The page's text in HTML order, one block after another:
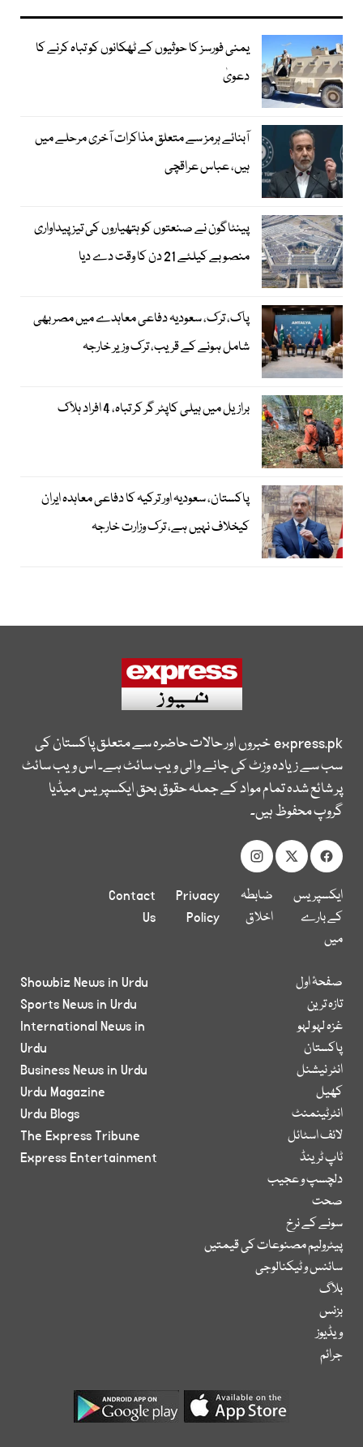
یمنی فورسز کا حوثیوں کے ٹھکانوں کو تباہ کرنے کا
دعویٰ
آبنائے ہرمز سے متعلق مذاکرات آخری مرحلے میں
ہیں، عباس عراقچی
پینٹاگون نے صنعتوں کو ہتھیاروں کی تیز پیداواری
منصوبے کیلئے 21 دن کا وقت دے دیا
پاک، ترک، سعودیہ دفاعی معاہدے میں مصر بھی
شامل ہونے کے قریب، ترک وزیر خارجہ
برازیل میں ہیلی کاپٹر گر کر تباہ، 4 افراد ہلاک
پاکستان، سعودیہ اور ترکیہ کا دفاعی معاہدہ ایران
کیخلاف نہیں ہے، ترک وزارت خارجہ
express.pkخبروں اور حالات حاضرہ سے متعلق پاکستان کی
سب سے زیادہ وزٹ کی جانے والی ویب سائٹ ہے۔ اس ویب سائٹ
پر شائع شدہ تمام مواد کے جملہ حقوق بحق ایکسپریس میڈیا
گروپ محفوظ ہیں۔
ایکسپریس
کے بارے
میں
ضابطہ
اخلاق
Privacy
Policy
Contact
Us
صفحۂ اول
تازہ ترین
غزہ لہو لہو
پاکستان
انٹر نیشنل
کھیل
انٹرٹینمنٹ
لائف اسٹائل
ٹاپ ٹرینڈ
دلچسپ و عجیب
صحت
سونے کے نرخ
پیٹرولیم مصنوعات کی قیمتیں
سائنس و ٹیکنالوجی
بلاگ
بزنس
ویڈیوز
جرائم
Showbiz News in Urdu
Sports News in Urdu
International News in
Urdu
Business News in Urdu
Urdu Magazine
Urdu Blogs
The Express Tribune
Express Entertainment